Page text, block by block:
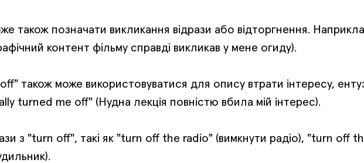
також позначати викликання відрази або відторгнення.
контент фільму справді викликав у мене огиду).
також може використовуватися для опису втрати інтересу,
turned me off" (Нудна лекція повністю вбила мій інтерес).
з "turn off", такі як "turn off the radio" (вимкнути радіо), "turn off